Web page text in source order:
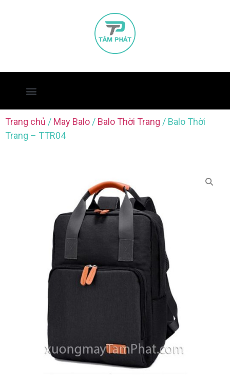
Trang chủ / May Balo / Balo Thời Trang / Balo Thời
Trang – TTR04